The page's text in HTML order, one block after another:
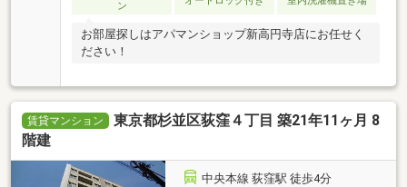
ン
お部屋探しはアパマンショップ新高円寺店にお任せく
ださい！
賃貸マンション
東京都杉並区荻窪４丁目 築21年11ヶ月 8
階建
中央本線 荻窪駅 徒歩4分